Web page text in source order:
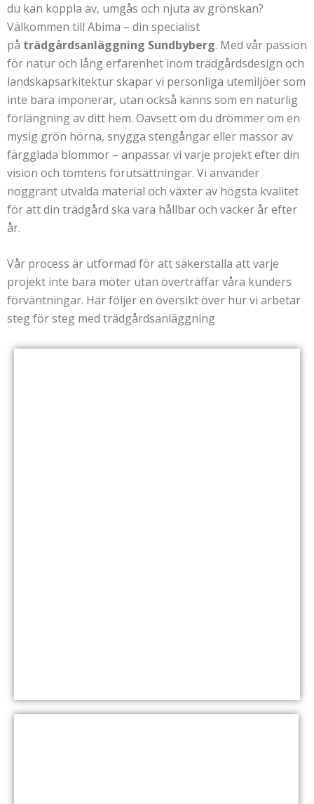
du kan koppla av, umgås och njuta av grönskan?
Välkommen till Abima – din specialist
på trädgårdsanläggning Sundbyberg. Med vår passion
för natur och lång erfarenhet inom trädgårdsdesign och
landskapsarkitektur skapar vi personliga utemiljöer som
inte bara imponerar, utan också känns som en naturlig
förlängning av ditt hem. Oavsett om du drömmer om en
mysig grön hörna, snygga stengångar eller massor av
färgglada blommor – anpassar vi varje projekt efter din
vision och tomtens förutsättningar. Vi använder
noggrant utvalda material och växter av högsta kvalitet
för att din trädgård ska vara hållbar och vacker år efter
år.
Vår process är utformad för att säkerställa att varje
projekt inte bara möter utan överträffar våra kunders
förväntningar. Här följer en översikt över hur vi arbetar
steg för steg med trädgårdsanläggning